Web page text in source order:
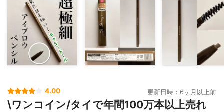
4.00 更新日時：6ヶ月以上前
\ワンコイン/タイで年間100万本以上売れ